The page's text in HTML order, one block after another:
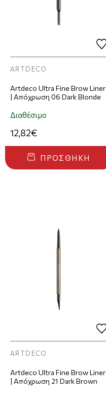
ARTDECO
Artdeco Ultra Fine Brow Liner
| Απόχρωση 06 Dark Blonde
Διαθέσιμο
12,82€
ΠΡΟΣΘΉΚΗ
ARTDECO
Artdeco Ultra Fine Brow Liner
| Απόχρωση 21 Dark Brown